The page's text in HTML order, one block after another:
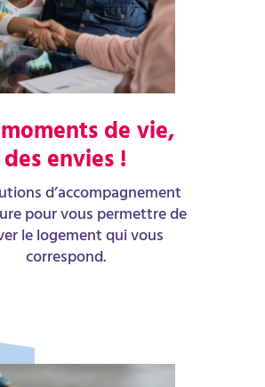
de vie,
des envies !
d’accompagnement
pour vous permettre de
le logement qui vous
correspond.